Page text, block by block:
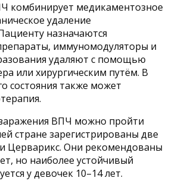
комбинирует медикаментозное
удаление
назначаются
иммуномодуляторы и
удаляют с помощью
или хирургическим путём. В
состояния также может
ВПЧ можно пройти
стране зарегистрированы две
Церварикс. Они рекомендованы
но наиболее устойчивый
у девочек 10–14 лет.